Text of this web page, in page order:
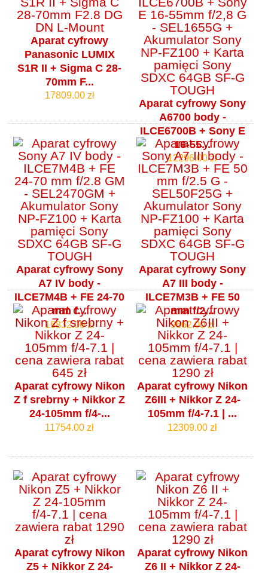
Aparat cyfrowy
Panasonic LUMIX
S1R II + Sigma C 28-
70mm F...
17809.00 zł
Aparat cyfrowy Sony
A6700 body -
ILCE6700B + Sony E
16-55...
12296.00 zł
Aparat cyfrowy Sony
A7 IV body -
ILCE7M4B + FE 24-70
mm f...
16832.00 zł
Aparat cyfrowy Sony
A7 III body -
ILCE7M3B + FE 50
mm f/2...
9662.00 zł
Aparat cyfrowy Nikon
Z f srebrny + Nikkor Z
24-105mm f/4‑...
11754.00 zł
Aparat cyfrowy Nikon
Z6III + Nikkor Z 24-
105mm f/4‑7.1 | ...
12309.00 zł
Aparat cyfrowy Nikon
Z5 + Nikkor Z 24-
Aparat cyfrowy Nikon
Z6 II + Nikkor Z 24-